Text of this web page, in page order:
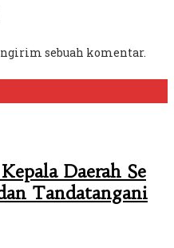
sebuah komentar.
Daerah Se
Tandatangani